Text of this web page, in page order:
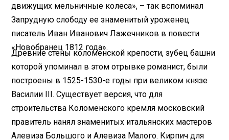
движущих мельничные колеса», – так вспоминал
Запрудную слободу ее знаменитый уроженец
писатель Иван Иванович Лажечников в повести
«Новобранец 1812 года».
Древние стены коломенской крепости, зубец башни
которой упоминал в этом отрывке романист, были
построены в 1525-1530-е годы при великом князе
Василии III. Существует версия, что для
строительства Коломенского кремля московский
правитель нанял знаменитых итальянских мастеров
Алевиза Большого и Алевиза Малого. Кирпич для